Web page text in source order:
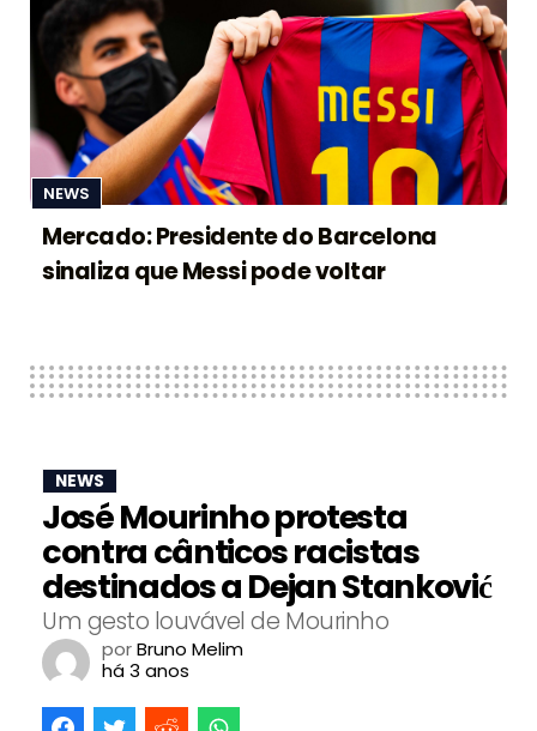
NEWS
Mercado: Presidente do Barcelona
sinaliza que Messi pode voltar
NEWS
José Mourinho protesta
contra cânticos racistas
destinados a Dejan Stanković
Um gesto louvável de Mourinho
porBruno Melim
há 3 anos